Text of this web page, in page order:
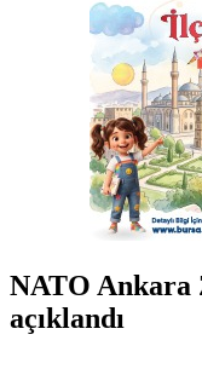
NATO Ankara
açıklandı